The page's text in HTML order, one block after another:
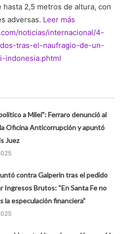
2,5 metros de altura, con
adversas. Leer más
noticias/internacional/4-
tras-el-naufragio-de-un-
indonesia.phtml
a Milei”: Ferraro denunció al
Oficina Anticorrupción y apuntó
Juez
contra Galperin tras el pedido
Ingresos Brutos: “En Santa Fe no
la especulación financiera”